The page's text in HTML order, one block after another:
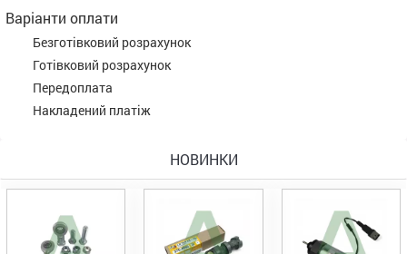
Варіанти оплати
Безготівковий розрахунок
Готівковий розрахунок
Передоплата
Накладений платіж
НОВИНКИ